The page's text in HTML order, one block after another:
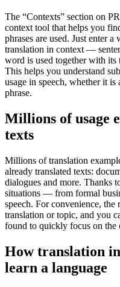
The “Contexts” section on
context tool that helps you
phrases are used. Just enter
translation in context —
word is used together with its
This helps you understand
usage in speech, whether it
phrase.
Millions of usage
texts
Millions of translation
already translated texts:
dialogues and more. Thanks
situations — from formal
speech. For convenience,
translation or topic, and you
found to quickly focus on the
How translation
learn a language